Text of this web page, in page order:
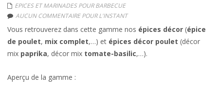
EPICES ET MARINADES POUR BARBECUE
AUCUN COMMENTAIRE POUR L'INSTANT
Vous retrouverez dans cette gamme nos épices décor (épice
de poulet, mix complet,…) et épices décor poulet (décor
mix paprika, décor mix tomate-basilic,…).
Aperçu de la gamme :